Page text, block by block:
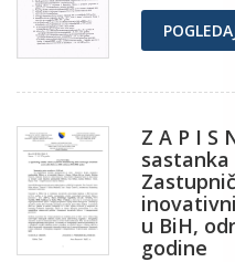
Z A P I S
sastanka
u BiH,
godine